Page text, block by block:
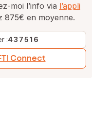
moi l’info via l’appli
875€ en moyenne.
:437516
Connect